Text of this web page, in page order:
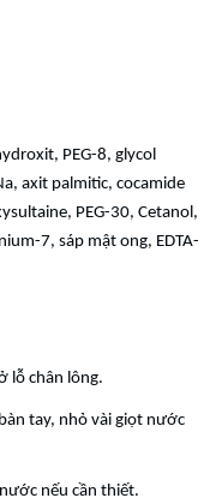
PEG-8, glycol
axit palmitic, cocamide
PEG-30, Cetanol,
7, sáp mật ong, EDTA-
lỗ chân lông.
tay, nhỏ vài giọt nước
nếu cần thiết.